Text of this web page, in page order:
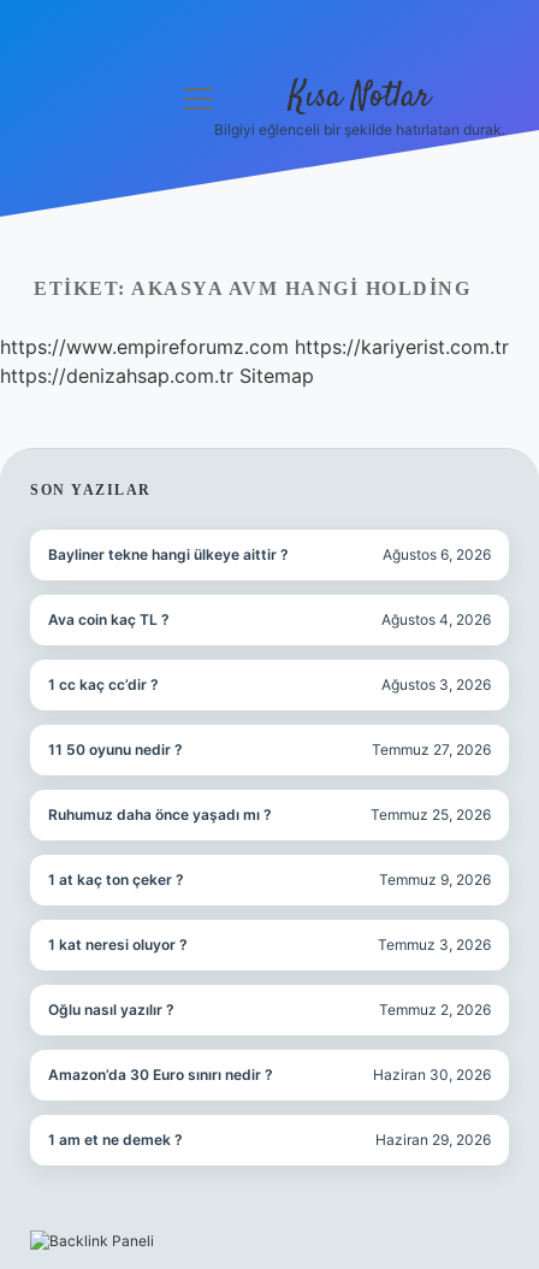
Yasal Uyarı
Hakkımızda
menüyü
Kısa Notlar
Bilgiyi eğlenceli bir şekilde hatırlatan durak.
ETIKET: AKASYA AVM HANGI HOLDING
https://www.empireforumz.com https://kariyerist.com.tr
https://denizahsap.com.tr Sitemap
SIDEBAR
SON YAZILAR
Bayliner tekne hangi ülkeye aittir ? Ağustos 6, 2026
Ava coin kaç TL ? Ağustos 4, 2026
1 cc kaç cc’dir ? Ağustos 3, 2026
11 50 oyunu nedir ? Temmuz 27, 2026
Ruhumuz daha önce yaşadı mı ? Temmuz 25, 2026
1 at kaç ton çeker ? Temmuz 9, 2026
1 kat neresi oluyor ? Temmuz 3, 2026
Oğlu nasıl yazılır ? Temmuz 2, 2026
Amazon’da 30 Euro sınırı nedir ? Haziran 30, 2026
1 am et ne demek ? Haziran 29, 2026